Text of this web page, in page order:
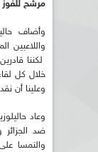
مرشح للفوز
وأضاف
واللاعبين
لكننا
خلال كل
وعلينا أن
ضد الجزائر
والنمسا